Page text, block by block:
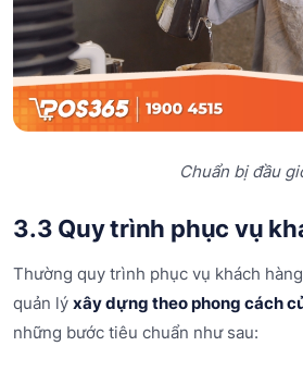
Chuẩn bị đầu
3.3 Quy trình phục vụ
Thường quy trình phục vụ khách
quản lý xây dựng theo phong cách
những bước tiêu chuẩn như sau: